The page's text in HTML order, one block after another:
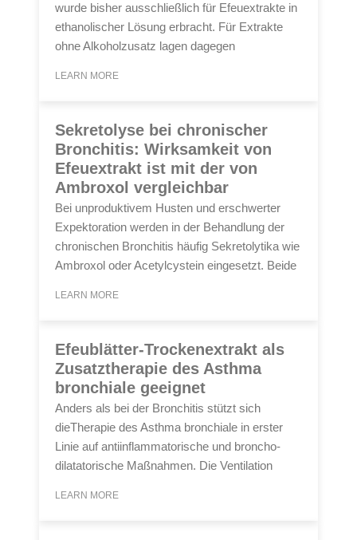
wurde bisher ausschließlich für Efeuextrakte in
ethanolischer Lösung erbracht. Für Extrakte
ohne Alkoholzusatz lagen dagegen
LEARN MORE
Sekretolyse bei chronischer
Bronchitis: Wirksamkeit von
Efeuextrakt ist mit der von
Ambroxol vergleichbar
Bei unproduktivem Husten und erschwerter
Expektoration werden in der Behandlung der
chronischen Bronchitis häufig Sekretolytika wie
Ambroxol oder Acetylcystein eingesetzt. Beide
LEARN MORE
Efeublätter-Trockenextrakt als
Zusatztherapie des Asthma
bronchiale geeignet
Anders als bei der Bronchitis stützt sich
dieTherapie des Asthma bronchiale in erster
Linie auf antiinflammatorische und broncho-
dilatatorische Maßnahmen. Die Ventilation
LEARN MORE